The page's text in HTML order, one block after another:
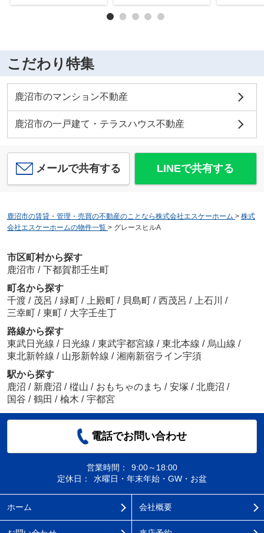
こだわり特集
鹿沼市のマンション不動産
鹿沼市の一戸建て・テラスハウス不動産
メールで共有する LINEで共有する
鹿沼市の賃貸・管理・売買の不動産のことなら株式会社エスケーホーム > 株式
会社エスケーホームの物件一覧 > グレースヒルA
市区町村から探す
鹿沼市 / 下都賀郡壬生町
町名から探す
千渡 / 茂呂 / 緑町 / 上殿町 / 貝島町 / 西茂呂 / 上石川 /
三幸町 / 東町 / 大字壬生丁
路線から探す
東武日光線 / 日光線 / 東武宇都宮線 / 東北本線 / 烏山線 /
東北新幹線 / 山形新幹線 / 湘南新宿ライン宇須
駅から探す
鹿沼 / 新鹿沼 / 樅山 / おもちゃのまち / 安塚 / 北鹿沼 /
国谷 / 鶴田 / 楡木 / 宇都宮
電話でお問い合わせ
営業時間：
9:00～18:00
定休日：
水曜日・年末年始・GW・お盆
ホーム 会社概要